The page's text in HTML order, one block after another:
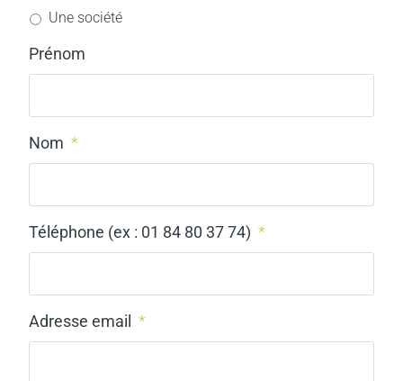
Une société
Prénom
Nom *
Téléphone (ex : 01 84 80 37 74) *
Adresse email *